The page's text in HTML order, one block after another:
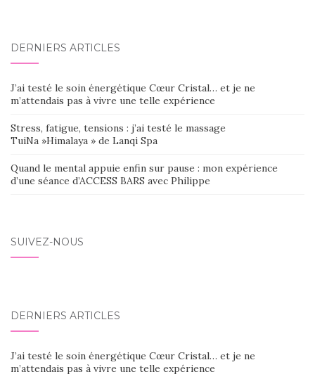
DERNIERS ARTICLES
J’ai testé le soin énergétique Cœur Cristal… et je ne
m’attendais pas à vivre une telle expérience
Stress, fatigue, tensions : j’ai testé le massage
TuiNa »Himalaya » de Lanqi Spa
Quand le mental appuie enfin sur pause : mon expérience
d’une séance d’ACCESS BARS avec Philippe
SUIVEZ-NOUS
DERNIERS ARTICLES
J’ai testé le soin énergétique Cœur Cristal… et je ne
m’attendais pas à vivre une telle expérience